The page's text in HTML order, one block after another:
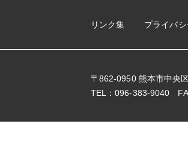
リンク集 プライバ
〒862-0950 熊本市中央
TEL：096-383-9040